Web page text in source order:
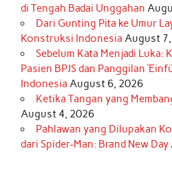
di Tengah Badai Unggahan
Dari Gunting Pita ke Umur
Konstruksi Indonesia August
Sebelum Kata Menjadi Luka:
Pasien BPJS dan Panggilan
Indonesia August 6, 2026
Ketika Tangan yang
August 4, 2026
Pahlawan yang Dilupakan
dari Spider-Man: Brand New Day